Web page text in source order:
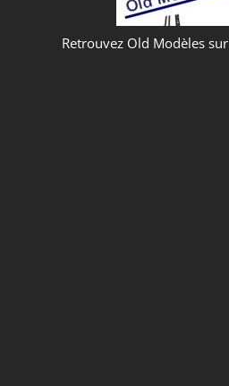
Retrouvez Old Modèles